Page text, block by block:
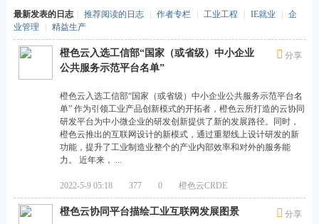
立
于
20
06
领
{userpanelarea2}
最新发表的日志 推荐阅读的日志 作者专栏 工业工程 IE就业
企
业管理
精益生产
分享
橙色云入选工信部“国家（或省级）中小企业
公共服务示范平台名单”
橙色云入选工信部“国家（或省级）中小企业公共服务示范平台名
单” 作为引领工业产品创新模式的开拓者，橙色云所打造的云协同
研发平台为中小微企业的研发创新提供了新的发展路径。同时，
橙色云推出的互联网设计的新模式，通过重塑线上设计研发的新
功能，提升了工业制造业整个的产业内部效率和对外的服务能
力。 近年来， ...
橙色云CRDE
2022-5-9 05:18 377 0
分享
橙色云协同平台描绘工业互联网发展图景